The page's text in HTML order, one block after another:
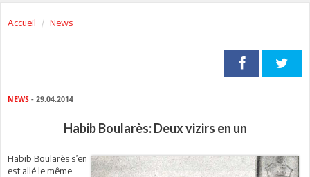
Accueil News
NEWS - 29.04.2014
Habib Boularès: Deux vizirs en un
Habib Boularès s’en
est allé le même